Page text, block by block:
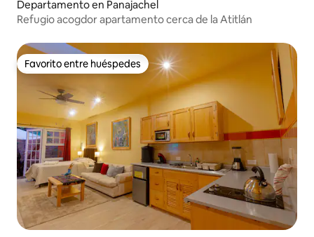
Departamento en Panajachel
Refugio acogdor apartamento cerca de la Atitlán
Favorito entre huéspedes
Favorito entre huéspedes